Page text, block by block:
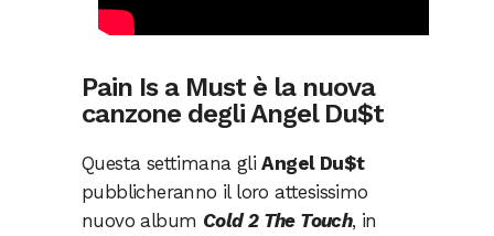
Pain Is a Must è la nuova
canzone degli Angel Du$t
Questa settimana gliAngel Du$t
pubblicheranno il loro attesissimo
nuovo album Cold 2 The Touch, in